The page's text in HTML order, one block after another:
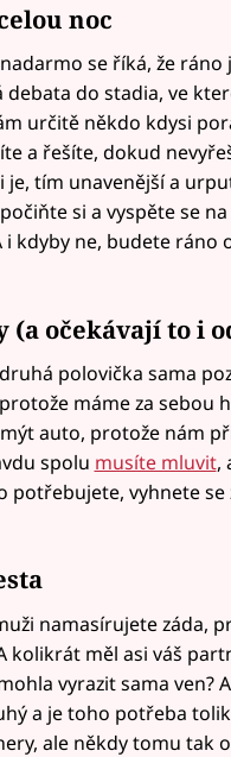
noc
se říká, že ráno
do stadia, ve
určitě někdo kdysi
a řešíte, dokud
je, tím unavenější a
si a vyspěte se
kdyby ne, budete ráno
(a očekávají to i
polovička sama
máme za sebou
auto, protože nám
spolu musíte mluvit,
vyhnete se
namasírujete záda,
kolikrát měl asi váš
vyrazit sama ven?
a je toho potřeba
ale někdy tomu tak